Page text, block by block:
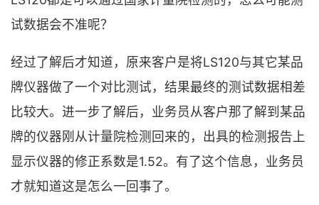
试数据会不准呢？
经过了解后才知道，原来客户是将LS120与其它某品
牌仪器做了一个对比测试，结果最终的测试数据相差
比较大。进一步了解后，业务员从客户那了解到某品
牌的仪器刚从计量院检测回来的，出具的检测报告上
显示仪器的修正系数是1.52。有了这个信息，业务员
才就知道这是怎么一回事了。